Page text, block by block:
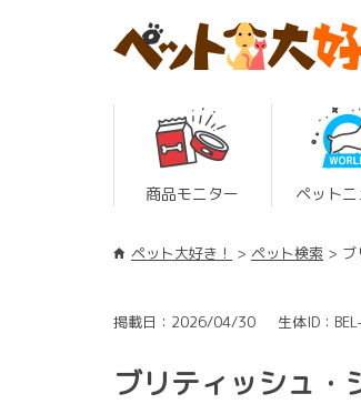
商品モニター ペット
ペット大好き！ ペット検索 ブ
掲載日：2026/04/30 生体ID：
ブリティッシュ・